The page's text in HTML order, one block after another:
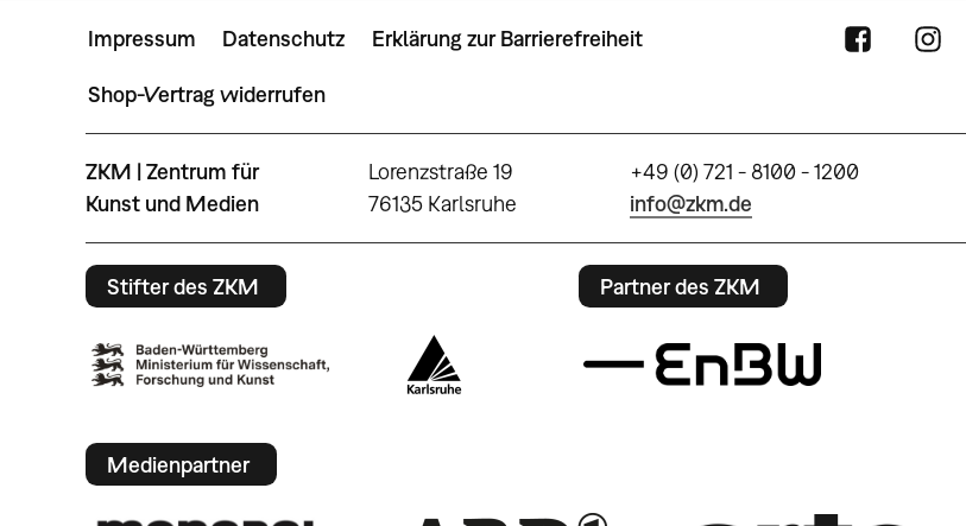
Impressum Datenschutz Erklärung zur Barrierefreiheit
Shop-Vertrag widerrufen
ZKM | Zentrum für
Kunst und Medien
Lorenzstraße 19
76135 Karlsruhe
+49 (0) 721 - 8100 - 1200
info@zkm.de
Stifter des ZKM Partner des ZKM
Medienpartner